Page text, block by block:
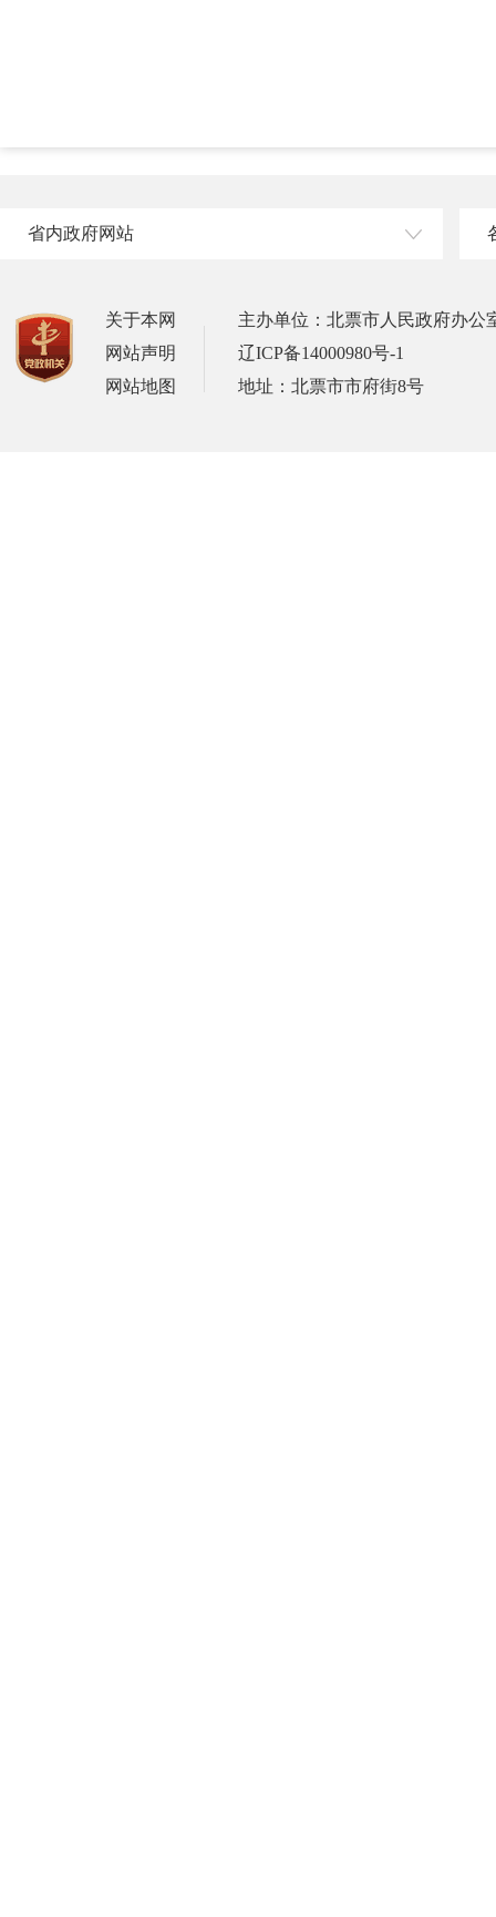
省内政府网站
关于本网
网站声明
网站地图
主办单位：北票市人民政府办公
辽ICP备14000980号-1
地址：北票市市府街8号